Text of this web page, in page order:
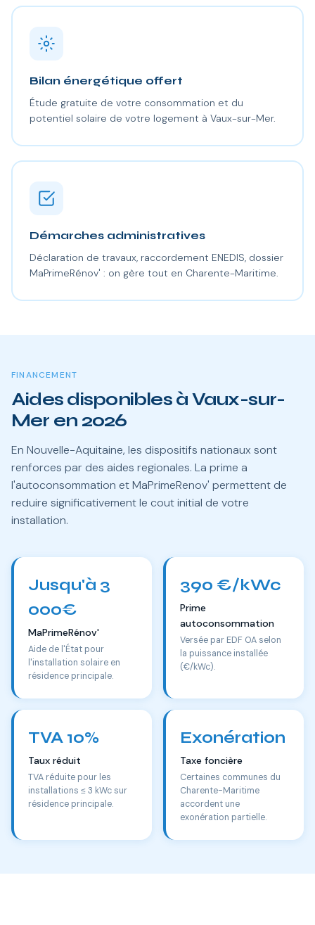
Bilan énergétique offert
Étude gratuite de votre consommation et du
potentiel solaire de votre logement à Vaux-sur-Mer.
Démarches administratives
Déclaration de travaux, raccordement ENEDIS, dossier
MaPrimeRénov' : on gère tout en Charente-Maritime.
FINANCEMENT
Aides disponibles à Vaux-sur-
Mer en 2026
En Nouvelle-Aquitaine, les dispositifs nationaux sont
renforces par des aides regionales. La prime a
l'autoconsommation et MaPrimeRenov' permettent de
reduire significativement le cout initial de votre
installation.
Jusqu'à 3
000€
MaPrimeRénov'
Aide de l'État pour
l'installation solaire en
résidence principale.
390 €/kWc
Prime
autoconsommation
Versée par EDF OA selon
la puissance installée
(€/kWc).
TVA 10%
Taux réduit
TVA réduite pour les
installations ≤ 3 kWc sur
résidence principale.
Exonération
Taxe foncière
Certaines communes du
Charente-Maritime
accordent une
exonération partielle.